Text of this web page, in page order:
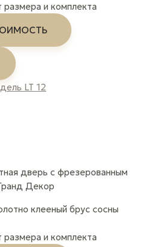
размера и комплекта
дверь с фрезерованным
Декор
клееный брус сосны
размера и комплекта